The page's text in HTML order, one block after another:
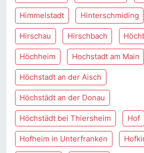
Himmelstadt Hinterschmiding
Hirschau Hirschbach
Höchheim Hochstadt am Main
Höchstadt an der Aisch
Höchstädt an der Donau
Höchstädt bei Thiersheim Hof
Hofheim in Unterfranken